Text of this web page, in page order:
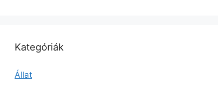
Kategóriák
Állat